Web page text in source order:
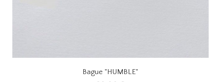
Bague "HUMBLE"